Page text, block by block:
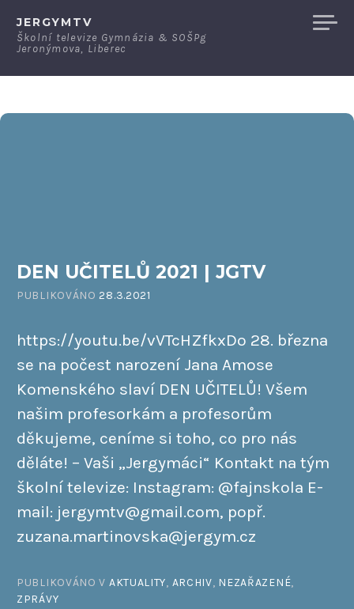
JERGYMTV
Školní televize Gymnázia & SOŠPg
Jeronýmova, Liberec
DEN UČITELŮ 2021 | JGTV
PUBLIKOVÁNO 28.3.2021
https://youtu.be/vVTcHZfkxDo 28. března
se na počest narození Jana Amose
Komenského slaví DEN UČITELŮ! Všem
našim profesorkám a profesorům
děkujeme, ceníme si toho, co pro nás
děláte! – Vaši „Jergymáci“ Kontakt na tým
školní televize: Instagram: @fajnskola E-
mail: jergymtv@gmail.com, popř.
zuzana.martinovska@jergym.cz
PUBLIKOVÁNO V AKTUALITY, ARCHIV, NEZAŘAZENÉ,
ZPRÁVY